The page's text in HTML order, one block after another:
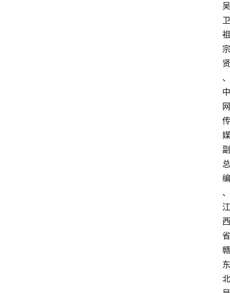
吴
卫
祖
宗
贤
、
中
网
传
媒
副
总
编
、
江
西
省
赣
东
北